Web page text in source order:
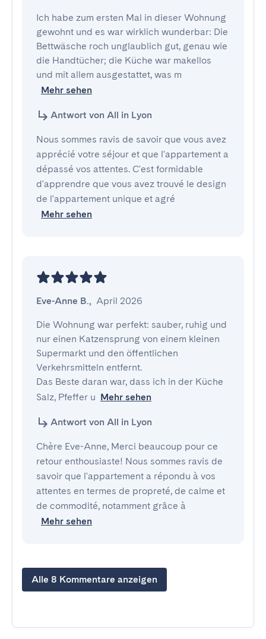
Ich habe zum ersten Mal in dieser Wohnung
gewohnt und es war wirklich wunderbar: Die
Bettwäsche roch unglaublich gut, genau wie
die Handtücher; die Küche war makellos
und mit allem ausgestattet, was m
Mehr sehen
Antwort von All in Lyon
Nous sommes ravis de savoir que vous avez
apprécié votre séjour et que l'appartement a
dépassé vos attentes. C'est formidable
d'apprendre que vous avez trouvé le design
de l'appartement unique et agré
Mehr sehen
Eve-Anne B., April 2026
Die Wohnung war perfekt: sauber, ruhig und
nur einen Katzensprung von einem kleinen
Supermarkt und den öffentlichen
Verkehrsmitteln entfernt.
Das Beste daran war, dass ich in der Küche
Salz, Pfeffer u Mehr sehen
Antwort von All in Lyon
Chère Eve-Anne, Merci beaucoup pour ce
retour enthousiaste! Nous sommes ravis de
savoir que l'appartement a répondu à vos
attentes en termes de propreté, de calme et
de commodité, notamment grâce à
Mehr sehen
Alle 8 Kommentare anzeigen